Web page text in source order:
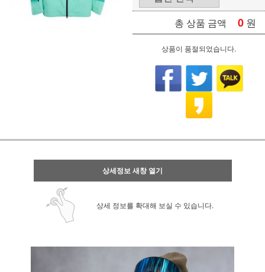
총 상품 금액 0 원
상품이 품절되었습니다.
상세정보 새창 열기
상세 정보를 확대해 보실 수 있습니다.